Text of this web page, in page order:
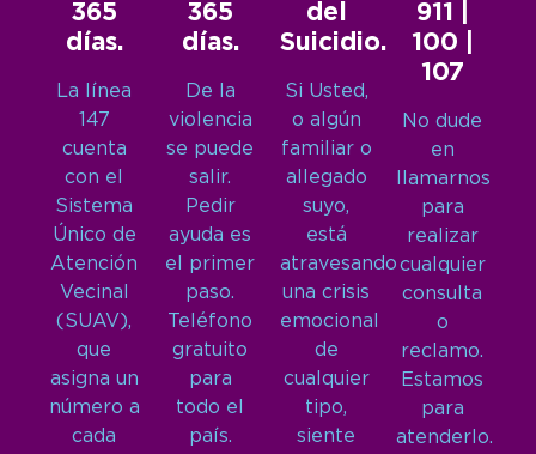
365
días.
La línea
147
cuenta
con el
Sistema
Único de
Atención
Vecinal
(SUAV),
que
asigna un
número a
cada
365
días.
De la
violencia
se puede
salir.
Pedir
ayuda es
el primer
paso.
Teléfono
gratuito
para
todo el
país.
del
Suicidio.
Si Usted,
o algún
familiar o
allegado
suyo,
está
atravesando
una crisis
emocional
de
cualquier
tipo,
siente
911 |
100 |
107
No dude
en
llamarnos
para
realizar
cualquier
consulta
o
reclamo.
Estamos
para
atenderlo.